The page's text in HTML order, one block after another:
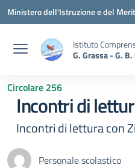
Vai ai contenuti
Vai al menu di navigazione
Vai al footer
Ministero dell'Istruzione e del
Istituto
G. Grassa - G.
Circolare 256
Incontri di
Incontri di lettura con
Personale scolastico